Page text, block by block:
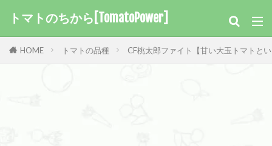
トマトのちから[TomatoPower]
HOME トマトの品種 CF桃太郎ファイト【甘い大玉トマトと